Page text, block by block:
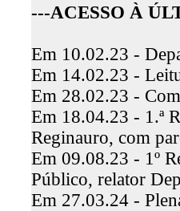
---ACESSO À
Em 10.02.23 -
Em 14.02.23 -
Em 28.02.23 -
Em 18.04.23 - 1.ª
Reginauro, com
Em 09.08.23 - 1º
Público, relator
Em 27.03.24 -